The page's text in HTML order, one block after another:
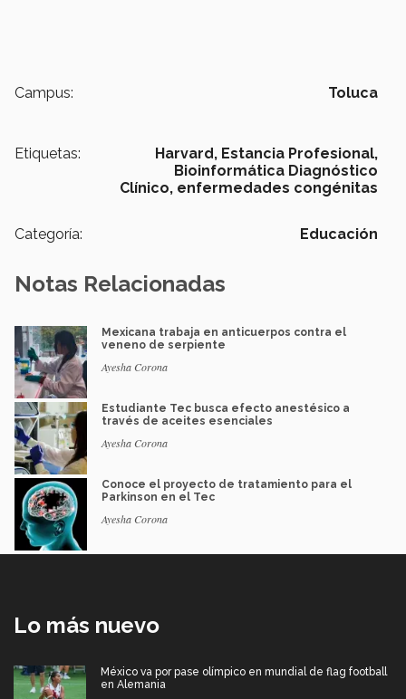
Campus: Toluca
Etiquetas: Harvard, Estancia Profesional,
Bioinformática Diagnóstico
Clínico, enfermedades congénitas
Categoría: Educación
Notas Relacionadas
Mexicana trabaja en anticuerpos contra el
veneno de serpiente
Ayesha Corona
Estudiante Tec busca efecto anestésico a
través de aceites esenciales
Ayesha Corona
Conoce el proyecto de tratamiento para el
Parkinson en el Tec
Ayesha Corona
Lo más nuevo
México va por pase olímpico en mundial de flag football
en Alemania